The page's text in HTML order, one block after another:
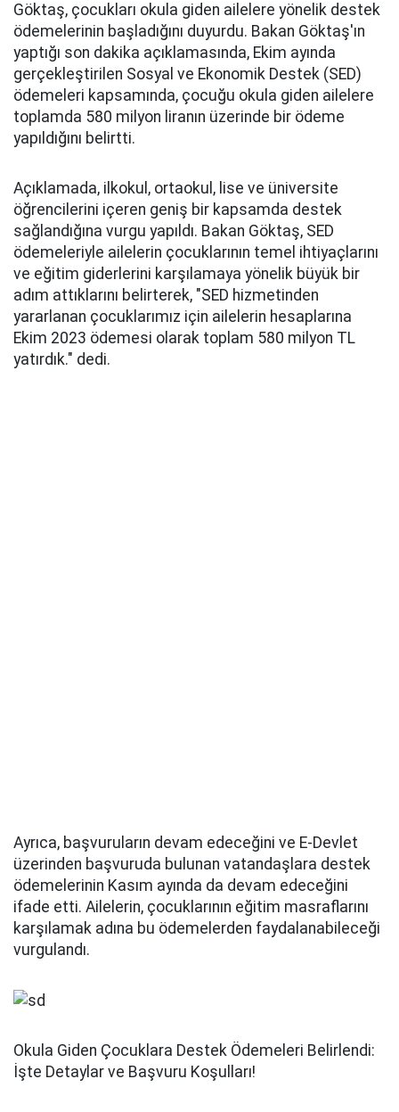
Göktaş, çocukları okula giden ailelere yönelik destek
ödemelerinin başladığını duyurdu. Bakan Göktaş'ın
yaptığı son dakika açıklamasında, Ekim ayında
gerçekleştirilen Sosyal ve Ekonomik Destek (SED)
ödemeleri kapsamında, çocuğu okula giden ailelere
toplamda 580 milyon liranın üzerinde bir ödeme
yapıldığını belirtti.
Açıklamada, ilkokul, ortaokul, lise ve üniversite
öğrencilerini içeren geniş bir kapsamda destek
sağlandığına vurgu yapıldı. Bakan Göktaş, SED
ödemeleriyle ailelerin çocuklarının temel ihtiyaçlarını
ve eğitim giderlerini karşılamaya yönelik büyük bir
adım attıklarını belirterek, "SED hizmetinden
yararlanan çocuklarımız için ailelerin hesaplarına
Ekim 2023 ödemesi olarak toplam 580 milyon TL
yatırdık." dedi.
Ayrıca, başvuruların devam edeceğini ve E-Devlet
üzerinden başvuruda bulunan vatandaşlara destek
ödemelerinin Kasım ayında da devam edeceğini
ifade etti. Ailelerin, çocuklarının eğitim masraflarını
karşılamak adına bu ödemelerden faydalanabileceği
vurgulandı.
Okula Giden Çocuklara Destek Ödemeleri Belirlendi:
İşte Detaylar ve Başvuru Koşulları!